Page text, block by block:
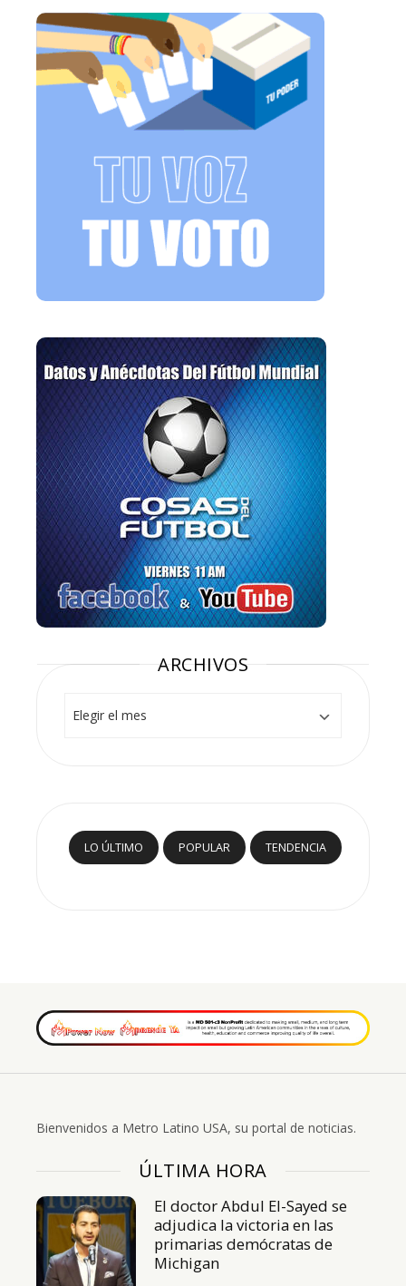
ARCHIVOS
LO ÚLTIMO POPULAR TENDENCIA
Bienvenidos a Metro Latino USA, su portal de noticias.
ÚLTIMA HORA
El doctor Abdul El-Sayed se
adjudica la victoria en las
primarias demócratas de
Michigan